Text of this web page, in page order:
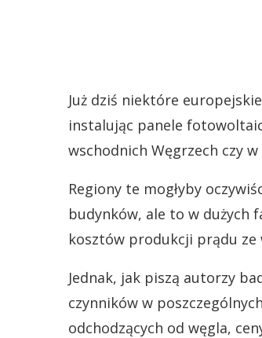
Już dziś niektóre
instalując panele
wschodnich Węgrzech czy
Regiony te mogłyby
budynków, ale to w dużych
kosztów produkcji prądu ze
Jednak, jak piszą autorzy
czynników w
odchodzących od węgla,